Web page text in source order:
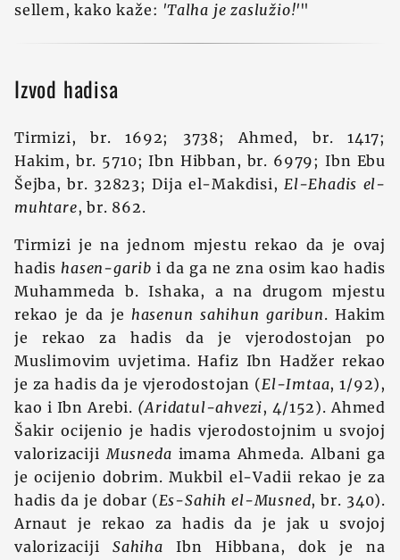
sellem, kako kaže: 'Talha je zaslužio!'"
Izvod hadisa
Tirmizi, br. 1692; 3738; Ahmed, br. 1417;
Hakim, br. 5710; Ibn Hibban, br. 6979; Ibn Ebu
Šejba, br. 32823; Dija el-Makdisi, El-Ehadis el-
muhtare, br. 862.
Tirmizi je na jednom mjestu rekao da je ovaj
hadishasen-garib i da ga ne zna osim kao hadis
Muhammeda b. Ishaka, a na drugom mjestu
rekao je da je hasenun sahihun garibun. Hakim
je rekao za hadis da je vjerodostojan po
Muslimovim uvjetima. Hafiz Ibn Hadžer rekao
je za hadis da je vjerodostojan (El-Imtaa, 1/92),
kao i Ibn Arebi. (Aridatul-ahvezi, 4/152). Ahmed
Šakir ocijenio je hadis vjerodostojnim u svojoj
valorizacijiMusneda imama Ahmeda. Albani ga
je ocijenio dobrim. Mukbil el-Vadii rekao je za
hadis da je dobar (Es-Sahih el-Musned, br. 340).
Arnaut je rekao za hadis da je jak u svojoj
valorizaciji Sahiha Ibn Hibbana, dok je na